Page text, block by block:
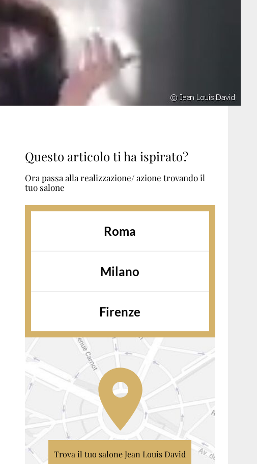
Questo articolo ti ha ispirato?
Ora passa alla realizzazione/ azione trovando il
tuo salone
Roma
Milano
Firenze
Trova il tuo salone Jean Louis David